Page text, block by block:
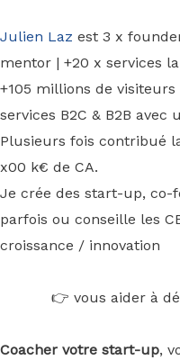
Julien Laz est 3 x
mentor | +20 x services
+105 millions de
services B2C & B2B
Plusieurs fois contribué
x00 k€ de CA.
Je crée des start-up, co-
parfois ou conseille les
croissance / innovation
👉 vous aider à
Coacher votre start-up,